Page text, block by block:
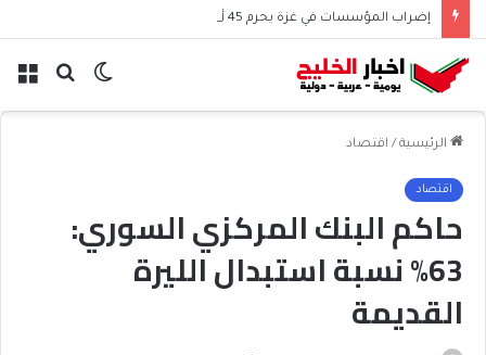
إضراب المؤسسات في غزة يحرم 45 ألف موظف من الرواتب
بحث الوضع
الرئيسية / اقتصاد
اقتصاد
حاكم البنك المركزي السوري:
63% نسبة استبدال الليرة
القديمة